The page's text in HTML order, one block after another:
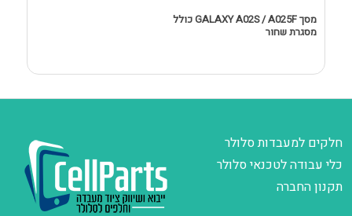
מסך GALAXY A02S / A025F כולל
מסגרת שחור
חלקים למעבדות סלולר
כלי עבודה לטכנאי סלולר
תקנון החברה